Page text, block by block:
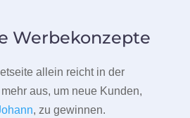
Werbekonzepte
allein reicht in der
aus, um neue Kunden,
, zu gewinnen.